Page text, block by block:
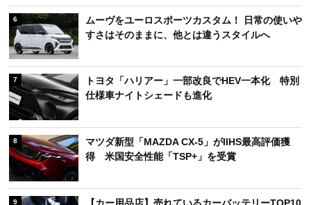
6
ムーヴをユーロスポーツカスタム！ 日常の使いや
すさはそのままに、他とは違うスタイルへ
7
トヨタ「ハリアー」一部改良でHEV一本化 特別
仕様車ナイトシェードも進化
8
マツダ新型「MAZDA CX-5」がIIHS最高評価獲
得 米国安全性能「TSP+」を受賞
9